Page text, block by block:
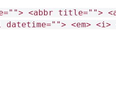
<abbr title="">
<em>